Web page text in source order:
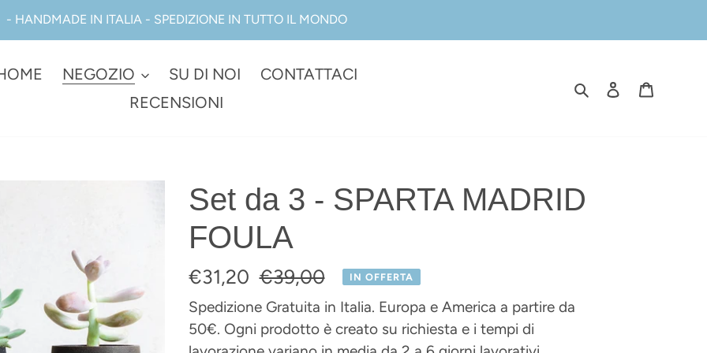
- HANDMADE IN ITALIA - SPEDIZIONE IN TUTTO IL MONDO
NEGOZIO SU DI NOI
CONTATTACI
RECENSIONI
Cerca Accedi
Set da 3 - SPARTA MADRID
FOULA
Prezzo
scontato
€31,20 Prezzo
di
listino
€39,00 IN OFFERTA
Spedizione Gratuita in Italia. Europa e America a partire da
50€. Ogni prodotto è creato su richiesta e i tempi di